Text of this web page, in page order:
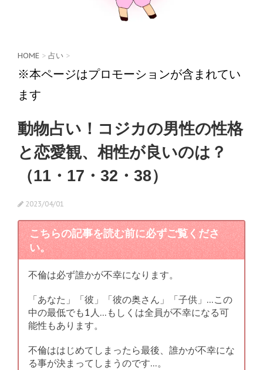
HOME > 占い >
※本ページはプロモーションが含まれてい
ます
動物占い！コジカの男性の性格
と恋愛観、相性が良いのは？
（11・17・32・38）
2023/04/01
こちらの記事を読む前に必ずご覧くださ
い。
不倫は必ず誰かが不幸になります。
「あなた」「彼」「彼の奥さん」「子供」…この
中の最低でも1人…もしくは全員が不幸になる可
能性もあります。
不倫ははじめてしまったら最後、誰かが不幸にな
る事が決まってしまうのです…。